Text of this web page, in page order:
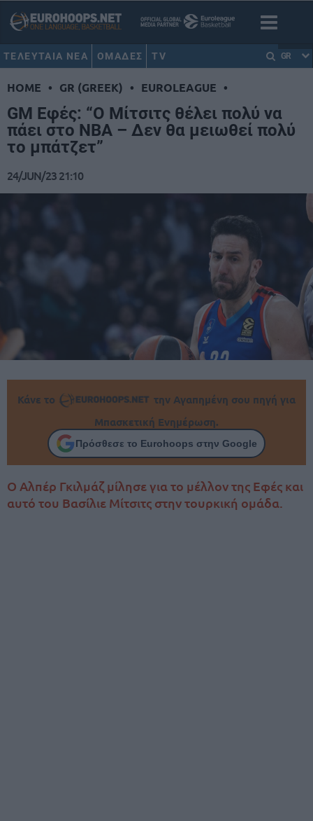
ΤΕΛΕΥΤΑΙΑ ΝΕΑ ΟΜΑΔΕΣ TV GR
HOME • GR (GREEK) • EUROLEAGUE •
GM Εφές: “Ο Μίτσιτς θέλει πολύ να
πάει στο ΝΒΑ – Δεν θα μειωθεί πολύ
το μπάτζετ”
24/JUN/23 21:10
Κάνε το
την Αγαπημένη σου πηγή για
Μπασκετική Ενημέρωση.
Πρόσθεσε το Eurohoops στην Google
Ο Αλπέρ Γκιλμάζ μίλησε για το μέλλον της Εφές και
αυτό του Βασίλιε Μίτσιτς στην τουρκική ομάδα.